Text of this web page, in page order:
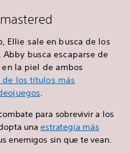
Ellie sale en busca de los
busca escaparse de
la piel de ambos
de los títulos más
.
para sobrevivir a los
unaestrategia más
enemigos sin que te vean.